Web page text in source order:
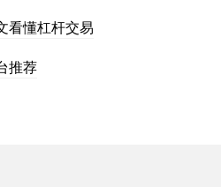
看懂杠杆交易
推荐